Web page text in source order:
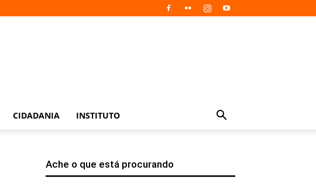
CIDADANIA INSTITUTO
Ache o que está procurando